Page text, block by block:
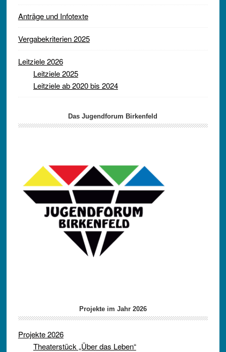
Anträge und Infotexte
Vergabekriterien 2025
Leitziele 2026
Leitziele 2025
Leitziele ab 2020 bis 2024
Das Jugendforum Birkenfeld
Projekte im Jahr 2026
Projekte 2026
Theaterstück „Über das Leben“